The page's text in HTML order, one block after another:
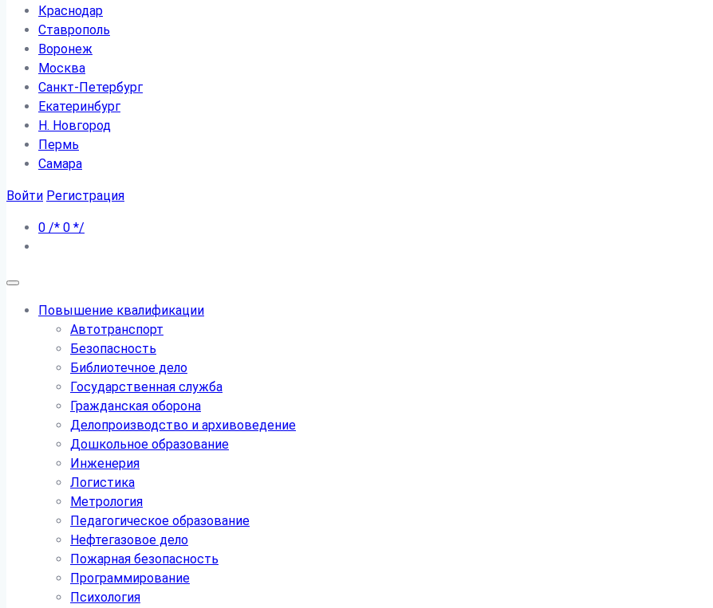
Краснодар
Ставрополь
Воронеж
Москва
Санкт-Петербург
Екатеринбург
Н. Новгород
Пермь
Самара
Войти Регистрация
0 /* 0 */
Повышение квалификации
Автотранспорт
Безопасность
Библиотечное дело
Государственная служба
Гражданская оборона
Делопроизводство и архивоведение
Дошкольное образование
Инженерия
Логистика
Метрология
Педагогическое образование
Нефтегазовое дело
Пожарная безопасность
Программирование
Психология